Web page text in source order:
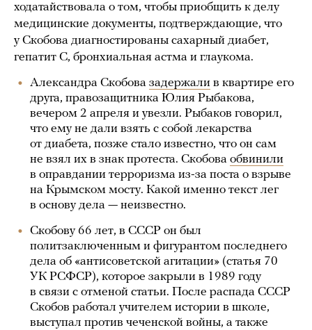
ходатайствовала о том, чтобы приобщить к делу
медицинские документы, подтверждающие, что
у Скобова диагностированы сахарный диабет,
гепатит С, бронхиальная астма и глаукома.
Александра Скобова задержали в квартире его
друга, правозащитника Юлия Рыбакова,
вечером 2 апреля и увезли. Рыбаков говорил,
что ему не дали взять с собой лекарства
от диабета, позже стало известно, что он сам
не взял их в знак протеста. Скобова обвинили
в оправдании терроризма из-за поста о взрыве
на Крымском мосту. Какой именно текст лег
в основу дела — неизвестно.
Скобову 66 лет, в СССР он был
политзаключенным и фигурантом последнего
дела об «антисоветской агитации» (статья 70
УК РСФСР), которое закрыли в 1989 году
в связи с отменой статьи. После распада СССР
Скобов работал учителем истории в школе,
выступал против чеченской войны, а также